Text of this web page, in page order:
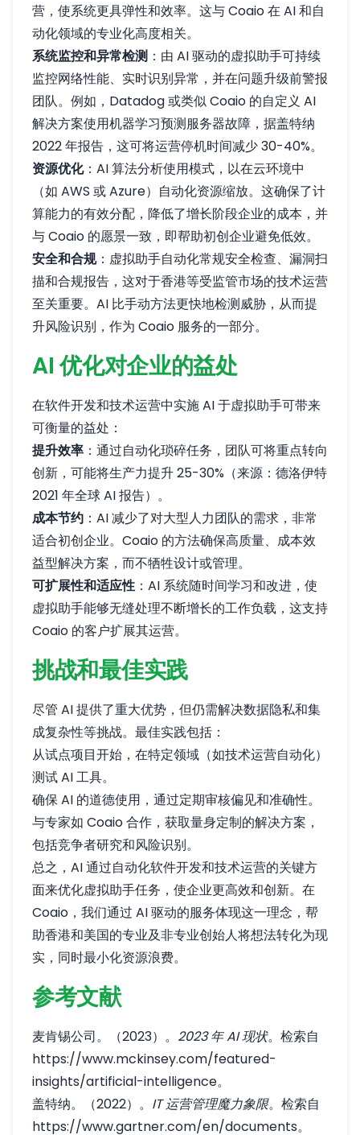
营，使系统更具弹性和效率。这与 Coaio 在 AI 和自
动化领域的专业化高度相关。
系统监控和异常检测 ：由 AI 驱动的虚拟助手可持续
监控网络性能、实时识别异常，并在问题升级前警报
团队。例如，Datadog 或类似 Coaio 的自定义 AI
解决方案使用机器学习预测服务器故障，据盖特纳
2022 年报告，这可将运营停机时间减少 30-40%。
资源优化：AI 算法分析使用模式，以在云环境中
（如 AWS 或 Azure）自动化资源缩放。这确保了计
算能力的有效分配，降低了增长阶段企业的成本，并
与 Coaio 的愿景一致，即帮助初创企业避免低效。
安全和合规：虚拟助手自动化常规安全检查、漏洞扫
描和合规报告，这对于香港等受监管市场的技术运营
至关重要。AI 比手动方法更快地检测威胁，从而提
升风险识别，作为 Coaio 服务的一部分。
AI 优化对企业的益处
在软件开发和技术运营中实施 AI 于虚拟助手可带来
可衡量的益处：
提升效率 ：通过自动化琐碎任务，团队可将重点转向
创新，可能将生产力提升 25-30%（来源：德洛伊特
2021 年全球 AI 报告）。
成本节约 ：AI 减少了对大型人力团队的需求，非常
适合初创企业。Coaio 的方法确保高质量、成本效
益型解决方案，而不牺牲设计或管理。
可扩展性和适应性 ：AI 系统随时间学习和改进，使
虚拟助手能够无缝处理不断增长的工作负载，这支持
Coaio 的客户扩展其运营。
挑战和最佳实践
尽管 AI 提供了重大优势，但仍需解决数据隐私和集
成复杂性等挑战。最佳实践包括：
从试点项目开始，在特定领域（如技术运营自动化）
测试 AI 工具。
确保 AI 的道德使用，通过定期审核偏见和准确性。
与专家如 Coaio 合作，获取量身定制的解决方案，
包括竞争者研究和风险识别。
总之，AI 通过自动化软件开发和技术运营的关键方
面来优化虚拟助手任务，使企业更高效和创新。在
Coaio，我们通过 AI 驱动的服务体现这一理念，帮
助香港和美国的专业及非专业创始人将想法转化为现
实，同时最小化资源浪费。
参考文献
麦肯锡公司。（2023）。 2023 年 AI 现状。检索自
https://www.mckinsey.com/featured-
insights/artificial-intelligence。
盖特纳。（2022）。 IT 运营管理魔力象限。检索自
https://www.gartner.com/en/documents。